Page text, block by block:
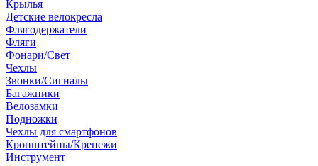
Крылья
Детские велокресла
Флягодержатели
Фляги
Фонари/Свет
Чехлы
Звонки/Сигналы
Багажники
Велозамки
Подножки
Чехлы для смартфонов
Кронштейны/Крепежи
Инструмент